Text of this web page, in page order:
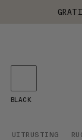
UITRUSTING
BLACK